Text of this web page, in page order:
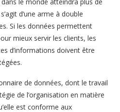
d’une arme à double
Si les données permettent
mieux servir les clients, les
d’informations doivent être
de données, dont le travail
de l’organisation en matière
est conforme aux